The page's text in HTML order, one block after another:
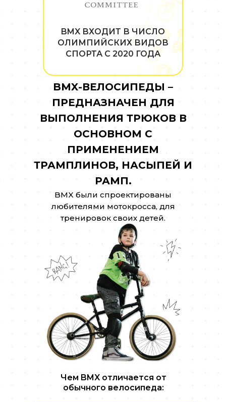
BMX ВХОДИТ В ЧИСЛО
ОЛИМПИЙСКИХ ВИДОВ
СПОРТА С 2020 ГОДА
BMX-ВЕЛОСИПЕДЫ –
ПРЕДНАЗНАЧЕН ДЛЯ
ВЫПОЛНЕНИЯ ТРЮКОВ В
ОСНОВНОМ С
ПРИМЕНЕНИЕМ
ТРАМПЛИНОВ, НАСЫПЕЙ И
РАМП.
BMX были спроектированы
любителями мотокросса, для
тренировок своих детей.
Чем BMX отличается от
обычного велосипеда: